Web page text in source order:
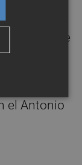
de
botas de
no
mayor
todo caso
el Antonio